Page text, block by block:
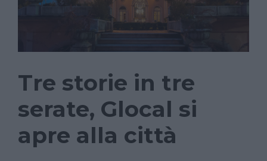
Tre storie in tre
serate, Glocal si
apre alla città